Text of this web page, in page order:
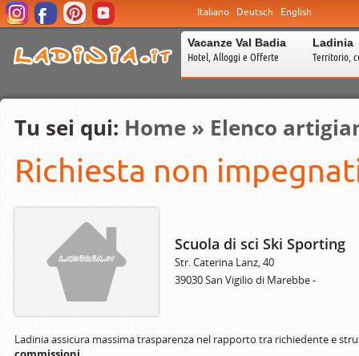
Italiano Deutsch English
Vacanze Val Badia
Hotel, Alloggi e Offerte
Ladinia
Territorio,
Tu sei qui: Home » Elenco
Richiesta non
Scuola di sci Ski Sporting
Str. Caterina Lanz, 40
39030 San Vigilio di Marebbe -
Ladinia assicura massima trasparenza nel rapporto tra richiedente e